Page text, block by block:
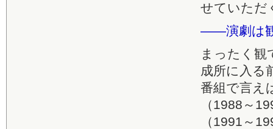
せていただ
――演劇は
まったく観
成所に入る
番組で言え
（1988～
（1991～